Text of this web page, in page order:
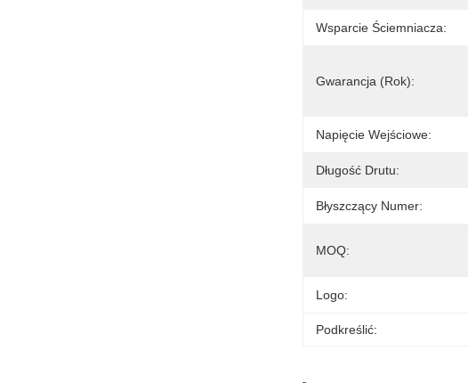
Wsparcie Ściemniacza:
Gwarancja (rok):
Napięcie Wejściowe:
Długość Drutu:
Błyszczący Numer:
MOQ:
Logo:
Podkreślić: